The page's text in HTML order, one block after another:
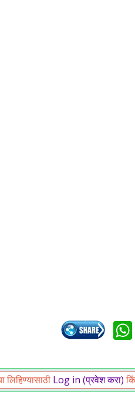
लिहिण्यासाठी Log in (प्रवेश करा)